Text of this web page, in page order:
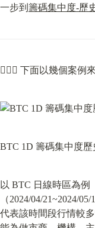
一步到 籌碼集中度-歷
🙋🏻‍♂️ 下面以幾個案例
BTC 1D 籌碼集中度歷
以 BTC 日線時區為
（2024/04/21~2024/
代表該時間段行情較